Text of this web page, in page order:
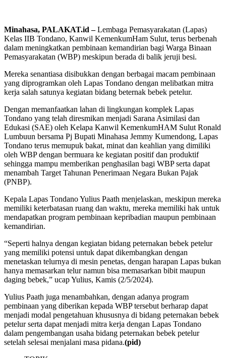
Minahasa, PALAKAT.id –Lembaga Pemasyarakatan (Lapas)
Kelas IIB Tondano, Kanwil KemenkumHam Sulut, terus berbenah
dalam meningkatkan pembinaan kemandirian bagi Warga Binaan
Pemasyarakatan (WBP) meskipun berada di balik jeruji besi.
Mereka senantiasa disibukkan dengan berbagai macam pembinaan
yang diprogramkan oleh Lapas Tondano dengan melibatkan mitra
kerja salah satunya kegiatan bidang beternak bebek petelur.
Dengan memanfaatkan lahan di lingkungan komplek Lapas
Tondano yang telah diresmikan menjadi Sarana Asimilasi dan
Edukasi (SAE) oleh Kelapa Kanwil KemenkumHAM Sulut Ronald
Lumbuun bersama Pj Bupati Minahasa Jemmy Kumendong, Lapas
Tondano terus memupuk bakat, minat dan keahlian yang dimiliki
oleh WBP dengan bermuara ke kegiatan positif dan produktif
sehingga mampu memberikan penghasilan bagi WBP serta dapat
menambah Target Tahunan Penerimaan Negara Bukan Pajak
(PNBP).
Kepala Lapas Tondano Yulius Paath menjelaskan, meskipun mereka
memiliki keterbatasan ruang dan waktu, mereka memiliki hak untuk
mendapatkan program pembinaan kepribadian maupun pembinaan
kemandirian.
“Seperti halnya dengan kegiatan bidang peternakan bebek petelur
yang memiliki potensi untuk dapat dikembangkan dengan
menetaskan telurnya di mesin penetas, dengan harapan Lapas bukan
hanya memasarkan telur namun bisa memasarkan bibit maupun
daging bebek,” ucap Yulius, Kamis (2/5/2024).
Yulius Paath juga menambahkan, dengan adanya program
pembinaan yang diberikan kepada WBP tersebut berharap dapat
menjadi modal pengetahuan khususnya di bidang peternakan bebek
petelur serta dapat menjadi mitra kerja dengan Lapas Tondano
dalam pengembangan usaha bidang peternakan bebek petelur
setelah selesai menjalani masa pidana.(pid)